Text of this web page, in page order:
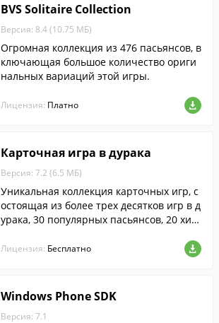
BVS Solitaire Collection
Версия: 8.4 (10.75 МБ)
Огромная коллекция из 476 пасьянсов, в
ключающая большое количество ориги
нальных вариаций этой игры.
Лицензия: Платно
Карточная игра в дурака
Версия: 7.2 (6.5 МБ)
Уникальная коллекция карточных игр, с
остоящая из более трех десятков игр в д
урака, 30 популярных пасьянсов, 20 хит
ртах игр....
Лицензия: Бесплатно
Windows Phone SDK
Версия: 7.1